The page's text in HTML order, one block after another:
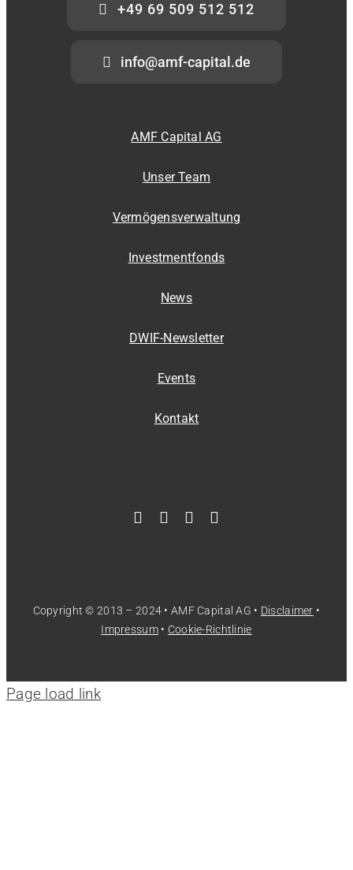
+49 69 509 512 512
info@amf-capital.de
AMF Capital AG
Unser Team
Vermögensverwaltung
Investmentfonds
News
DWIF-Newsletter
Events
Kontakt
Copyright © 2013 – 2024 • AMF Capital AG • Disclaimer •
Impressum• Cookie-Richtlinie
Page load link